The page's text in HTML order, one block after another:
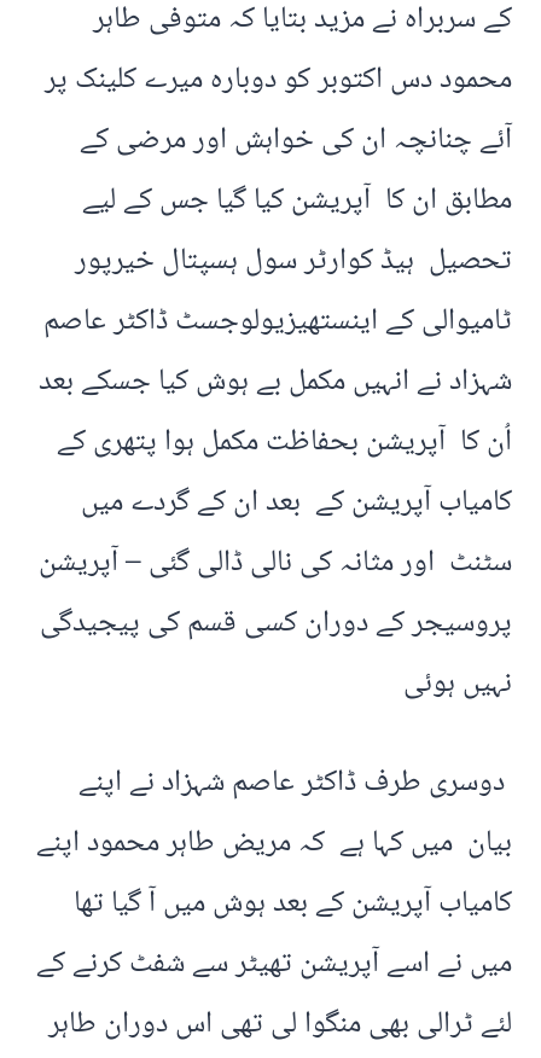
کے سربراہ نے مزید بتایا کہ متوفی طاہر
محمود دس اکتوبر کو دوبارہ میرے کلینک پر
آئے چنانچہ ان کی خواہش اور مرضی کے
مطابق ان کا آپریشن کیا گیا جس کے لیے
تحصیل ہیڈ کوارٹر سول ہسپتال خیرپور
ٹامیوالی کے اینستھیزیولوجسٹ ڈاکٹر عاصم
شہزاد نے انہیں مکمل بے ہوش کیا جسکے بعد
اُن کا آپریشن بحفاظت مکمل ہوا پتھری کے
کامیاب آپریشن کے بعد ان کے گردے میں
سٹنٹ اور مثانہ کی نالی ڈالی گئی – آپریشن
پروسیجر کے دوران کسی قسم کی پیجیدگی
نہیں ہوئی
دوسری طرف ڈاکٹر عاصم شہزاد نے اپنے
بیان میں کہا ہے کہ مریض طاہر محمود اپنے
کامیاب آپریشن کے بعد ہوش میں آ گیا تھا
میں نے اسے آپریشن تھیٹر سے شفٹ کرنے کے
لئے ٹرالی بھی منگوا لی تھی اس دوران طاہر